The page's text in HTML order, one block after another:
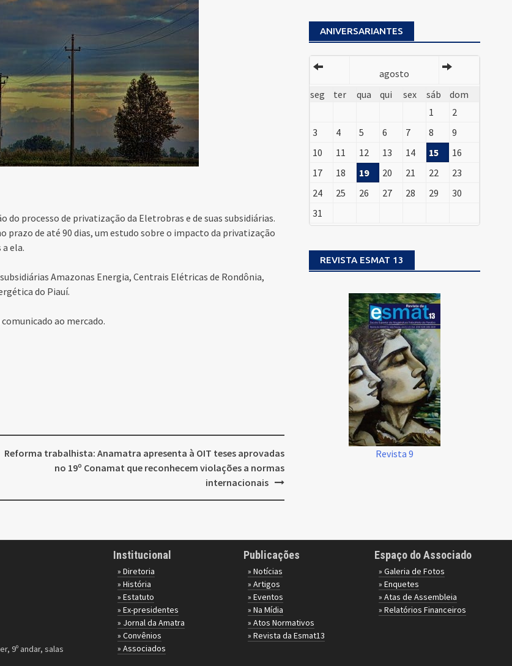
do processo de privatização da Eletrobras e de suas subsidiárias.
prazo de até 90 dias, um estudo sobre o impacto da privatização
ela.
Amazonas Energia, Centrais Elétricas de Rondônia,
do Piauí.
ao mercado.
Reforma trabalhista: Anamatra apresenta à OIT teses aprovadas
no 19º Conamat que reconhecem violações a normas
internacionais
ANIVERSARIANTES
agosto
seg
ter qua qui sex sáb
dom
1
2
3
4 5 6 7 8
9
10
11 12 13 14 15
16
17
18 19 20 21 22
23
24
25 26 27 28 29
30
31
REVISTA ESMAT 13
Revista 9
9º andar, salas
Institucional
» Diretoria
» História
» Estatuto
» Ex-presidentes
» Jornal da Amatra
» Convênios
» Associados
Publicações
» Notícias
» Artigos
» Eventos
» Na Mídia
» Atos Normativos
» Revista da Esmat13
Espaço do Associado
» Galeria de Fotos
» Enquetes
» Atas de Assembleia
» Relatórios Financeiros